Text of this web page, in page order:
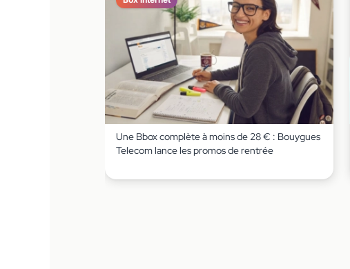
Une Bbox complète à moins de 28 € : Bouygues
Telecom lance les promos de rentrée